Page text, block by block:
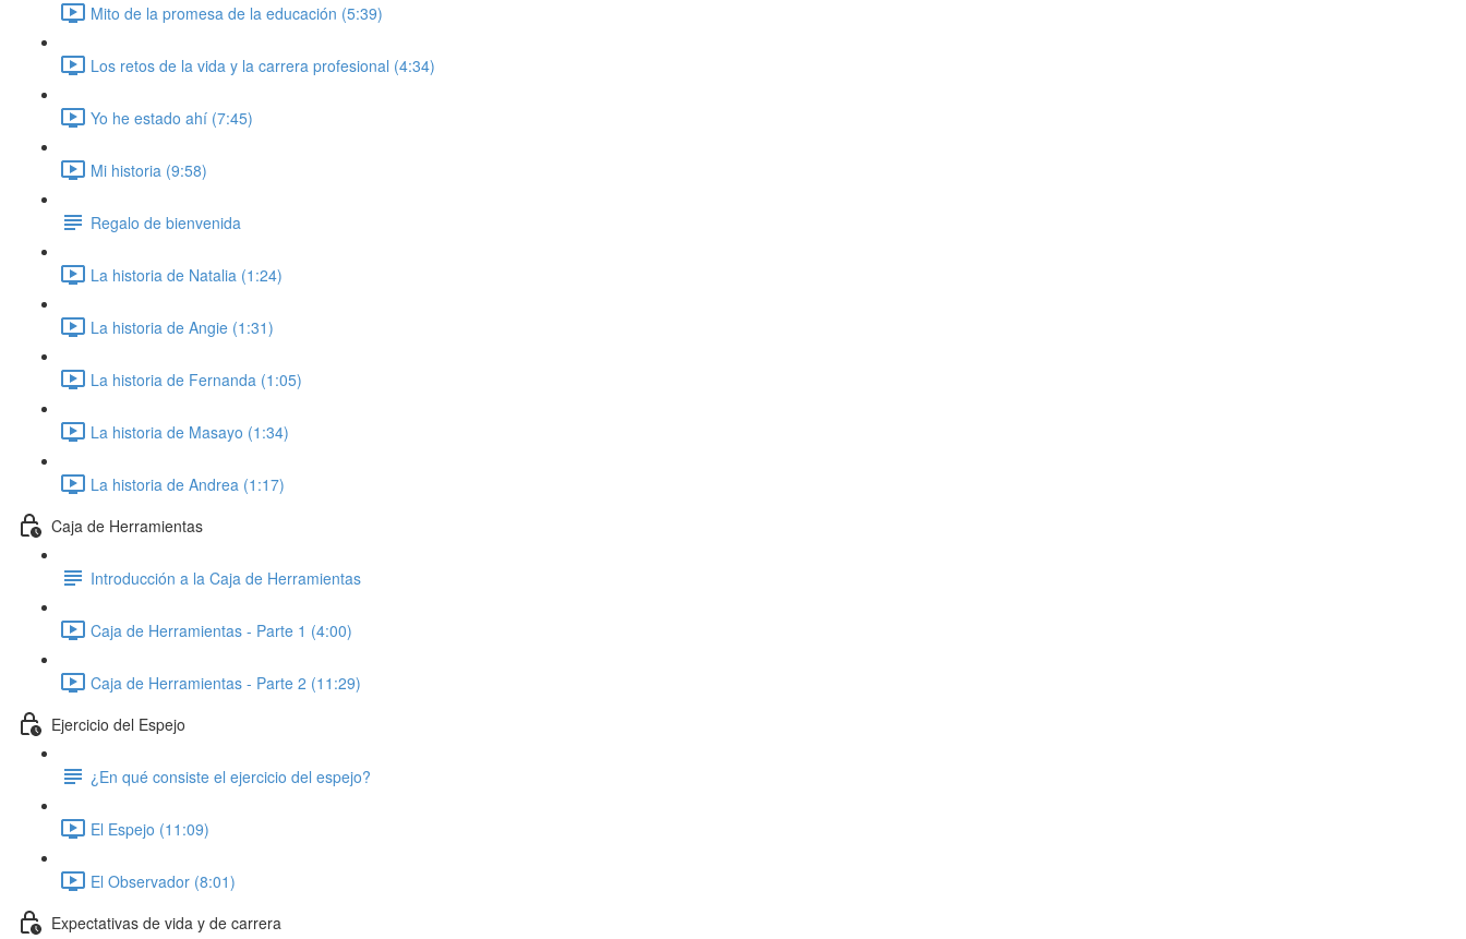
Mito de la promesa de la educación (5:39)
Los retos de la vida y la carrera profesional (4:34)
Yo he estado ahí (7:45)
Mi historia (9:58)
Regalo de bienvenida
La historia de Natalia (1:24)
La historia de Angie (1:31)
La historia de Fernanda (1:05)
La historia de Masayo (1:34)
La historia de Andrea (1:17)
Caja de Herramientas
Introducción a la Caja de Herramientas
Caja de Herramientas - Parte 1 (4:00)
Caja de Herramientas - Parte 2 (11:29)
Ejercicio del Espejo
¿En qué consiste el ejercicio del espejo?
El Espejo (11:09)
El Observador (8:01)
Expectativas de vida y de carrera